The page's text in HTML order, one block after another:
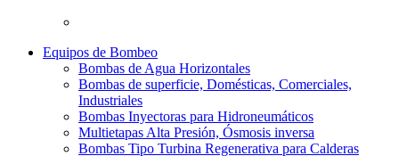
Equipos de Bombeo
Bombas de Agua Horizontales
Bombas de superficie, Domésticas, Comerciales,
Industriales
Bombas Inyectoras para Hidroneumáticos
Multietapas Alta Presión, Ósmosis inversa
Bombas Tipo Turbina Regenerativa para Calderas